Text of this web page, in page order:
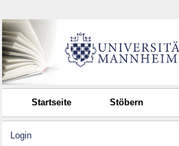
Startseite Stöbern
Login